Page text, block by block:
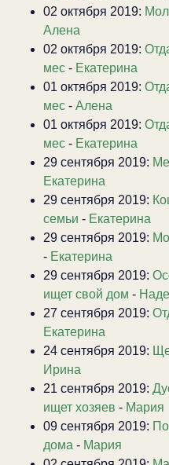
02 октября 2019:
Алена
02 октября 2019:
мес - Екатерина
01 октября 2019:
мес - Алена
01 октября 2019:
мес - Екатерина
29 сентября 2019:
Екатерина
29 сентября 2019:
семьи - Екатерина
29 сентября 2019:
- Екатерина
29 сентября 2019:
ищет свой дом -
27 сентября 2019:
Екатерина
24 сентября 2019:
Ирина
21 сентября 2019:
ищет хозяев - Мария
09 сентября 2019:
дома - Мария